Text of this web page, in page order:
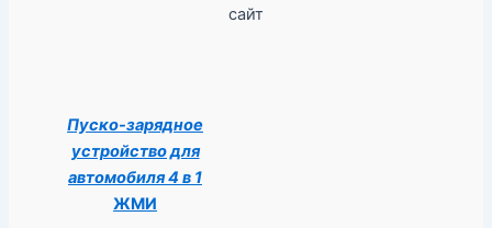
сайт
Пуско-зарядное
устройство для
автомобиля 4 в 1
ЖМИ